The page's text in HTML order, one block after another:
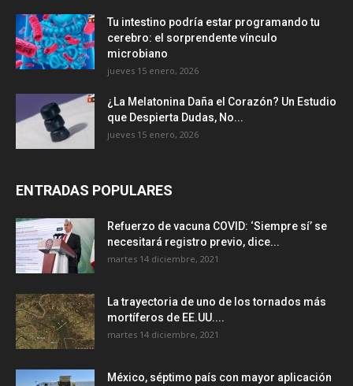
Tu intestino podría estar programando tu
cerebro: el sorprendente vínculo
microbiano
jueves 15 enero, 2026
¿La Melatonina Daña el Corazón? Un Estudio
que Despierta Dudas, No...
jueves 15 enero, 2026
ENTRADAS POPULARES
Refuerzo de vacuna COVID: ‘Siempre sí’ se
necesitará registro previo, dice...
martes 14 diciembre, 2021
La trayectoria de uno de los tornados más
mortíferos de EE.UU....
martes 14 diciembre, 2021
México, séptimo país con mayor aplicación